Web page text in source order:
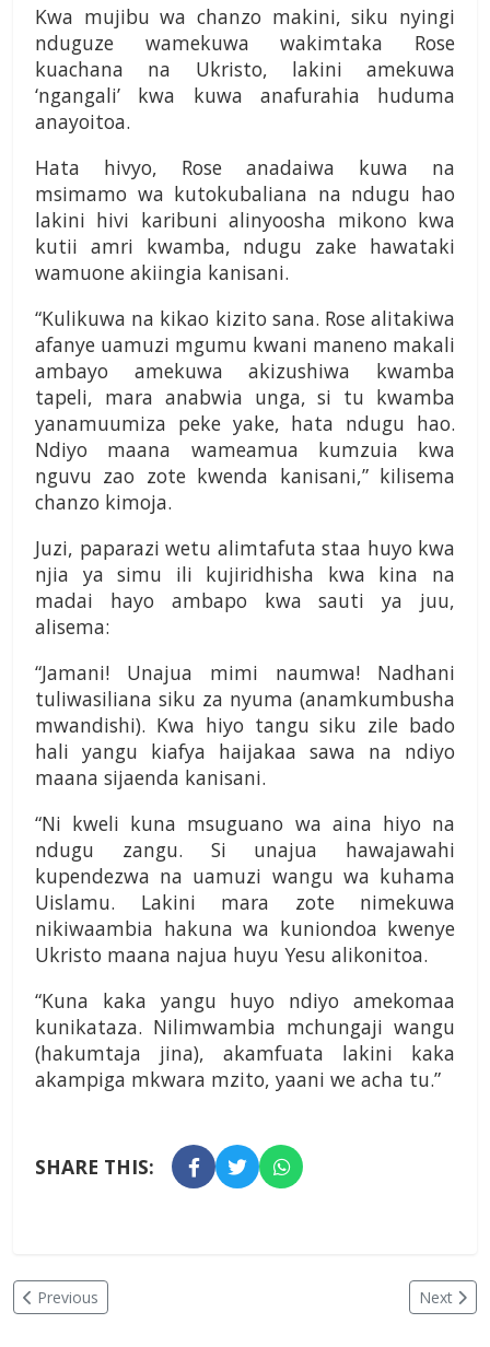
Kwa mujibu wa chanzo makini, siku nyingi
nduguze wamekuwa wakimtaka Rose
kuachana na Ukristo, lakini amekuwa
‘ngangali’ kwa kuwa anafurahia huduma
anayoitoa.
Hata hivyo, Rose anadaiwa kuwa na
msimamo wa kutokubaliana na ndugu hao
lakini hivi karibuni alinyoosha mikono kwa
kutii amri kwamba, ndugu zake hawataki
wamuone akiingia kanisani.
“Kulikuwa na kikao kizito sana. Rose alitakiwa
afanye uamuzi mgumu kwani maneno makali
ambayo amekuwa akizushiwa kwamba
tapeli, mara anabwia unga, si tu kwamba
yanamuumiza peke yake, hata ndugu hao.
Ndiyo maana wameamua kumzuia kwa
nguvu zao zote kwenda kanisani,” kilisema
chanzo kimoja.
Juzi, paparazi wetu alimtafuta staa huyo kwa
njia ya simu ili kujiridhisha kwa kina na
madai hayo ambapo kwa sauti ya juu,
alisema:
“Jamani! Unajua mimi naumwa! Nadhani
tuliwasiliana siku za nyuma (anamkumbusha
mwandishi). Kwa hiyo tangu siku zile bado
hali yangu kiafya haijakaa sawa na ndiyo
maana sijaenda kanisani.
“Ni kweli kuna msuguano wa aina hiyo na
ndugu zangu. Si unajua hawajawahi
kupendezwa na uamuzi wangu wa kuhama
Uislamu. Lakini mara zote nimekuwa
nikiwaambia hakuna wa kuniondoa kwenye
Ukristo maana najua huyu Yesu alikonitoa.
“Kuna kaka yangu huyo ndiyo amekomaa
kunikataza. Nilimwambia mchungaji wangu
(hakumtaja jina), akamfuata lakini kaka
akampiga mkwara mzito, yaani we acha tu.”
SHARE THIS:
Previous Next